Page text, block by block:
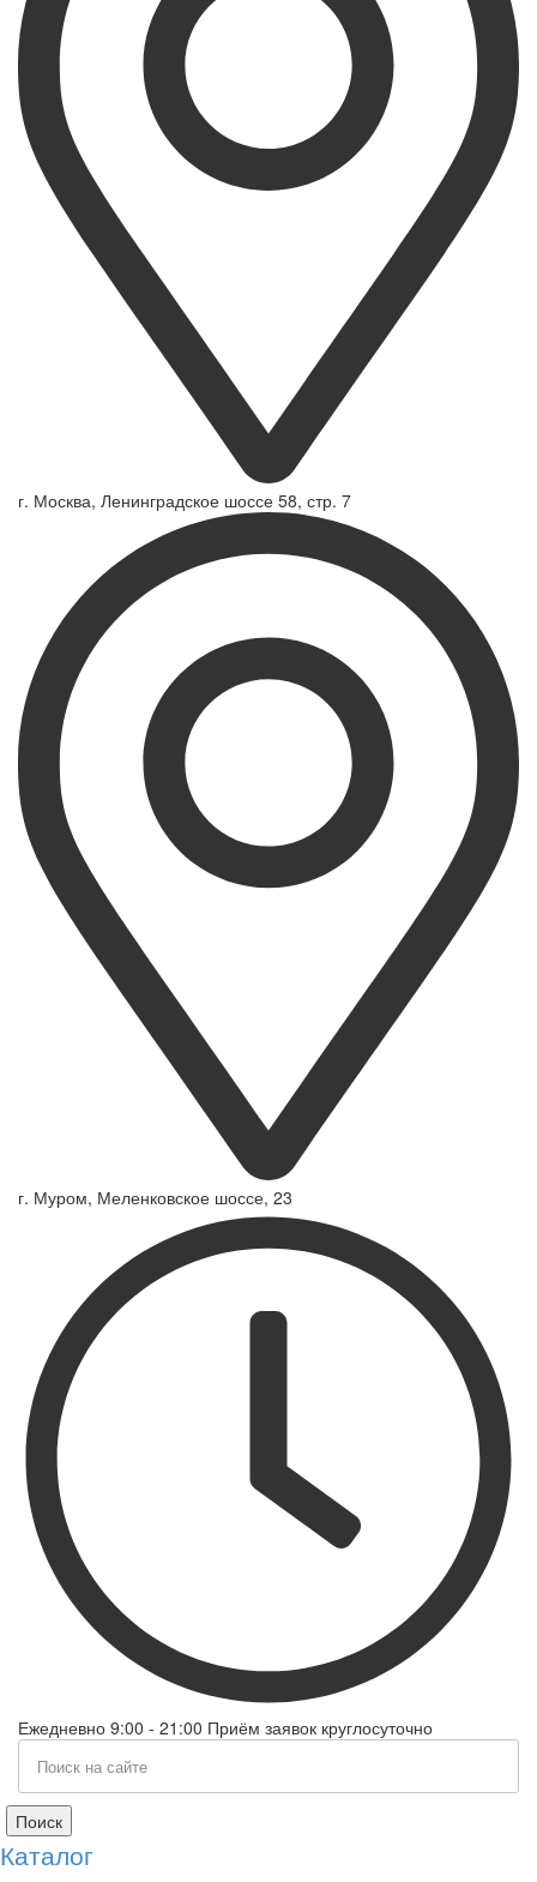
г. Москва, Ленинградское шоссе 58, стр. 7
г. Муром, Меленковское шоссе, 23
Ежедневно 9:00 - 21:00 Приём заявок круглосуточно
Поиск
Каталог